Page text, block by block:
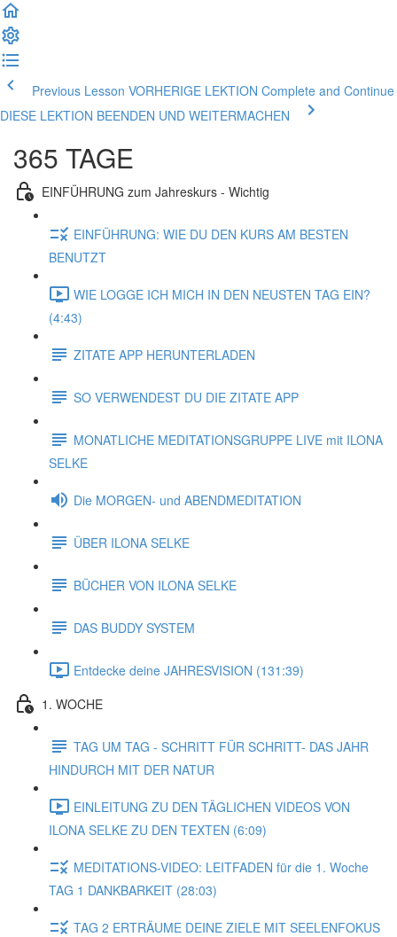
Previous Lesson VORHERIGE LEKTION Complete and Continue
DIESE LEKTION BEENDEN UND WEITERMACHEN
365 TAGE
EINFÜHRUNG zum Jahreskurs - Wichtig
EINFÜHRUNG: WIE DU DEN KURS AM BESTEN
BENUTZT
WIE LOGGE ICH MICH IN DEN NEUSTEN TAG EIN?
(4:43)
ZITATE APP HERUNTERLADEN
SO VERWENDEST DU DIE ZITATE APP
MONATLICHE MEDITATIONSGRUPPE LIVE mit ILONA
SELKE
Die MORGEN- und ABENDMEDITATION
ÜBER ILONA SELKE
BÜCHER VON ILONA SELKE
DAS BUDDY SYSTEM
Entdecke deine JAHRESVISION (131:39)
1. WOCHE
TAG UM TAG - SCHRITT FÜR SCHRITT- DAS JAHR
HINDURCH MIT DER NATUR
EINLEITUNG ZU DEN TÄGLICHEN VIDEOS VON
ILONA SELKE ZU DEN TEXTEN (6:09)
MEDITATIONS-VIDEO: LEITFADEN für die 1. Woche
TAG 1 DANKBARKEIT (28:03)
TAG 2 ERTRÄUME DEINE ZIELE MIT SEELENFOKUS